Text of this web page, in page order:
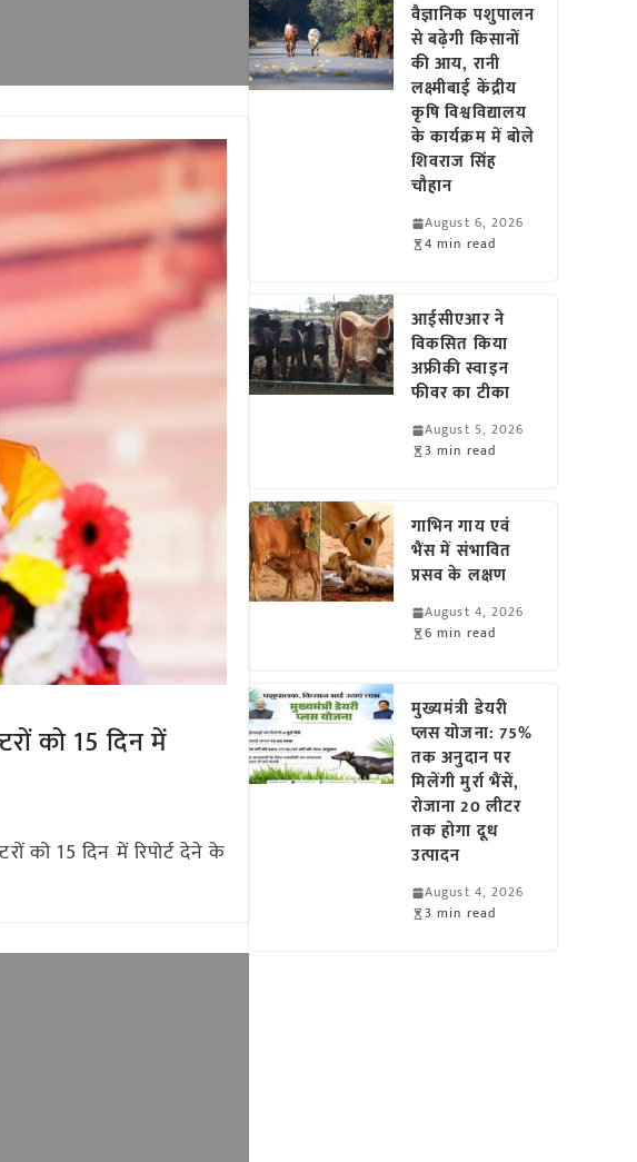
को 15 दिन में
को 15 दिन में रिपोर्ट देने के
वैज्ञानिक पशुपालन
से बढ़ेगी किसानों
की आय, रानी
लक्ष्मीबाई केंद्रीय
कृषि विश्वविद्यालय
के कार्यक्रम में बोले
शिवराज सिंह
चौहान
August 6, 2026
4 min read
आईसीएआर ने
विकसित किया
अफ्रीकी स्वाइन
फीवर का टीका
August 5, 2026
3 min read
गाभिन गाय एवं
भैंस में संभावित
प्रसव के लक्षण
August 4, 2026
6 min read
मुख्यमंत्री डेयरी
प्लस योजना: 75%
तक अनुदान पर
मिलेंगी मुर्रा भैंसें,
रोजाना 20 लीटर
तक होगा दूध
उत्पादन
August 4, 2026
3 min read